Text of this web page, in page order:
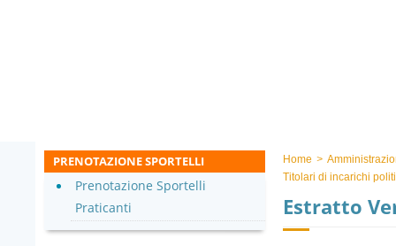
Home >
Titolari di incarichi
Estratto
PRENOTAZIONE SPORTELLI
Prenotazione Sportelli
Praticanti